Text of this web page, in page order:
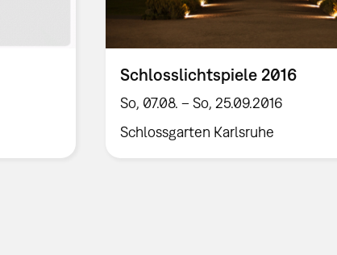
Schlosslichtspiele 2016
So, 07.08. – So, 25.09.2016
Schlossgarten Karlsruhe